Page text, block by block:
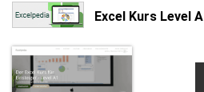
Excel Kurs Level